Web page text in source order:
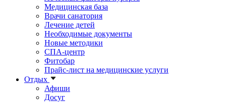
Медицинская база
Врачи санатория
Лечение детей
Необходимые документы
Новые методики
СПА-центр
Фитобар
Прайс-лист на медицинские услуги
Отдых
Афиши
Досуг